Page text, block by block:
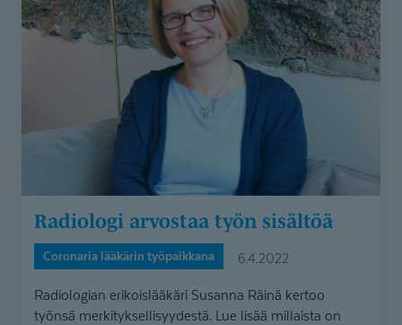
työn
sisältöä
Radiologi arvostaa työn sisältöä
Coronaria lääkärin työpaikkana 6.4.2022
Radiologian erikoislääkäri Susanna Räinä kertoo
työnsä merkityksellisyydestä. Lue lisää millaista on